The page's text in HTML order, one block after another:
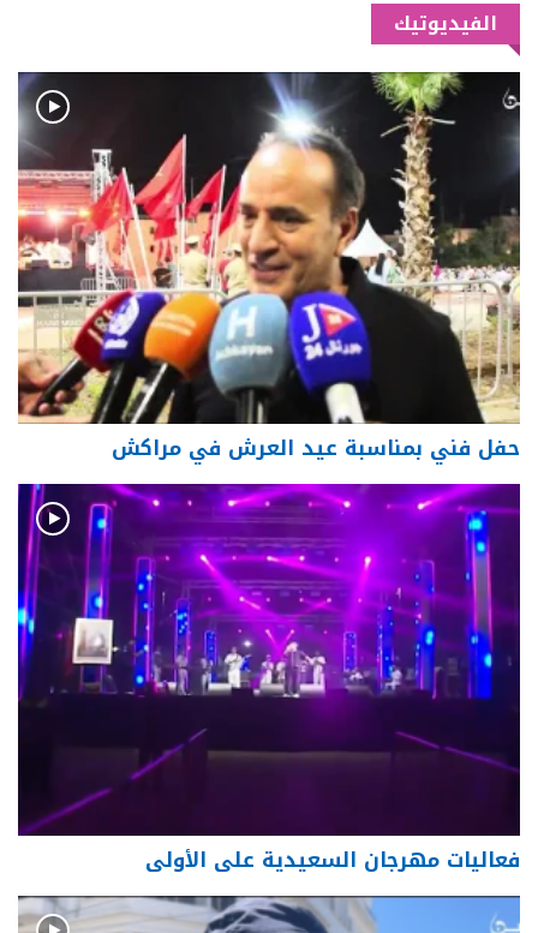
الفيديوتيك
حفل فني بمناسبة عيد العرش في مراكش
فعاليات مهرجان السعيدية على الأولى